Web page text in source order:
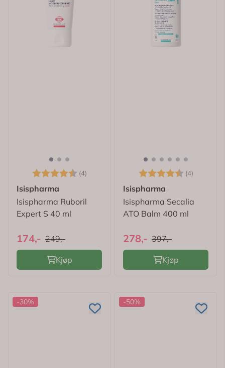
Karakter: (4)
4.5 av 5 mulige
Isispharma
Isispharma Ruboril
Expert S 40 ml
174,- 249,-
Kjøp
Karakter: (4)
Isispharma
Isispharma Secalia
ATO Balm 400 ml
278,- 397,-
Kjøp
-30% -50%